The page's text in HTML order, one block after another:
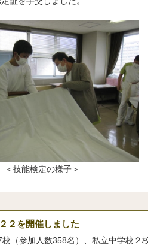
＜技能検定の様子＞
２を開催しました
（参加人数358名）、私立中学校２校